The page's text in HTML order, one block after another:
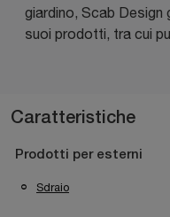
giardino, Scab Design
suoi prodotti, tra cui
Caratteristiche
Prodotti per esterni
Sdraio